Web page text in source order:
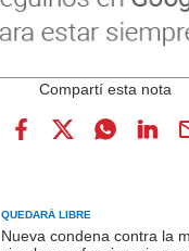
QUEDARÁ LIBRE
Nueva condena contra la